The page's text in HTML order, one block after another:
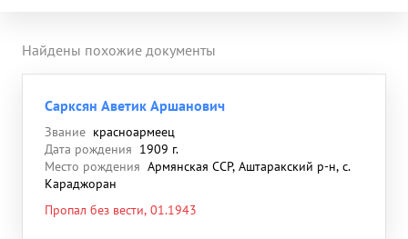
Найдены похожие документы
Сарксян Аветик Аршанович
Звание красноармеец
Дата рождения 1909 г.
Место рождения Армянская ССР, Аштаракский р-н, с.
Караджоран
Пропал без вести, 01.1943